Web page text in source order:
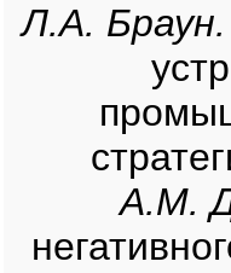
Л.А.
А.М.